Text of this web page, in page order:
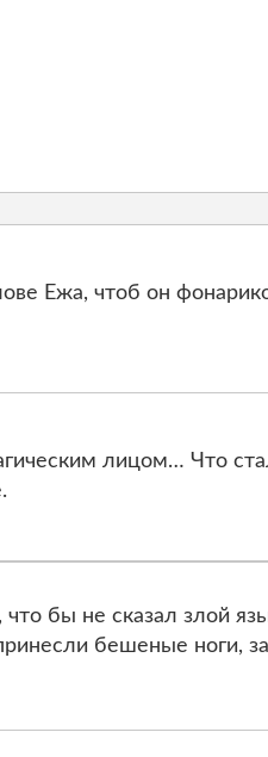
Ежа, чтоб он
лицом… Что
бы не сказал злой
бешеные ноги,